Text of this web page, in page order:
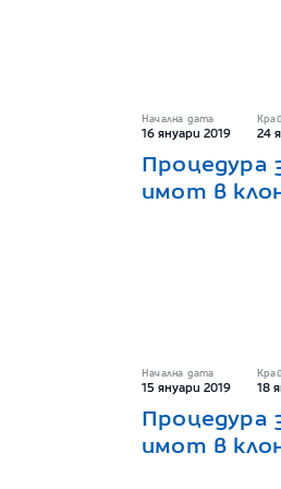
Начална дата
16 януари 2019 24
Процедура
имот в
Начална дата
15 януари 2019 18
Процедура
имот в